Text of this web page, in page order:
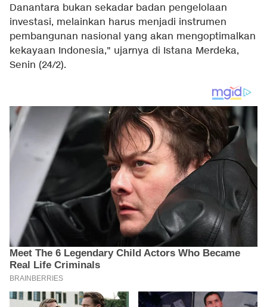
Danantara bukan sekadar badan pengelolaan
investasi, melainkan harus menjadi instrumen
pembangunan nasional yang akan mengoptimalkan
kekayaan Indonesia," ujarnya di Istana Merdeka,
Senin (24/2).